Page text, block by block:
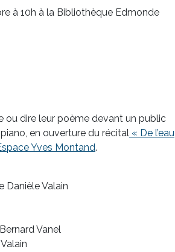
à 10h à la Bibliothèque Edmonde
ou dire leur poème devant un public
en ouverture du récital« De l’eau
Yves Montand.
Danièle Valain
Vanel